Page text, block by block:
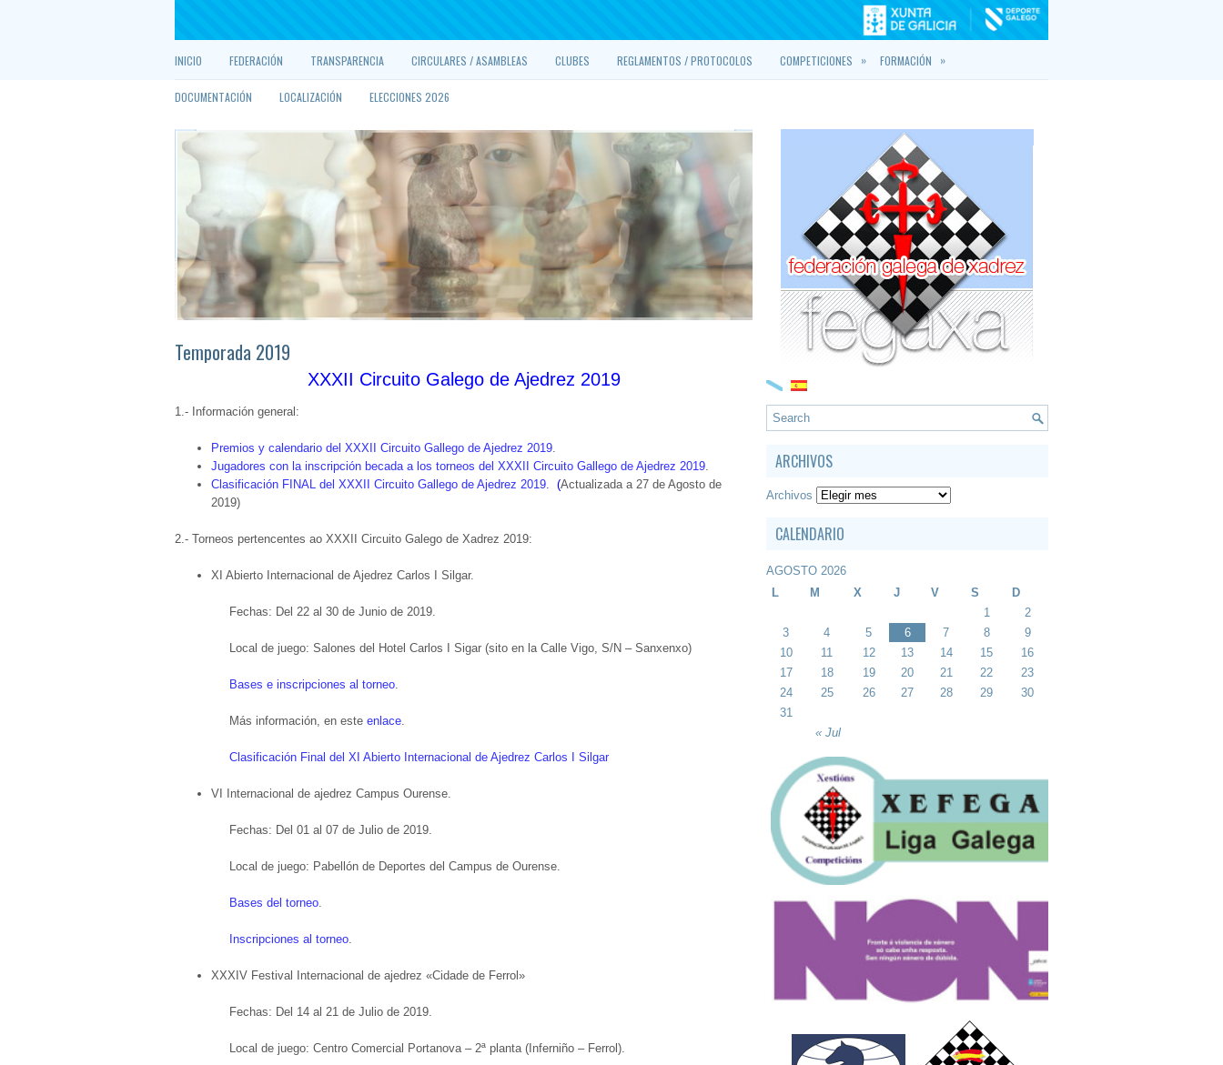
INICIO FEDERACIÓN TRANSPARENCIA CIRCULARES / ASAMBLEAS CLUBES REGLAMENTOS / PROTOCOLOS COMPETICIONES » FORMACIÓN »
DOCUMENTACIÓN LOCALIZACIÓN ELECCIONES 2026
Temporada 2019
XXXII Circuito Galego de Ajedrez 2019
1.- Información general:
Premios y calendario del XXXII Circuito Gallego de Ajedrez 2019.
Jugadores con la inscripción becada a los torneos del XXXII Circuito Gallego de Ajedrez 2019.
Clasificación FINAL del XXXII Circuito Gallego de Ajedrez 2019. (Actualizada a 27 de Agosto de
2019)
2.- Torneos pertencentes ao XXXII Circuito Galego de Xadrez 2019:
XI Abierto Internacional de Ajedrez Carlos I Silgar.
Fechas: Del 22 al 30 de Junio de 2019.
Local de juego: Salones del Hotel Carlos I Sigar (sito en la Calle Vigo, S/N – Sanxenxo)
Bases e inscripciones al torneo.
Más información, en este enlace.
Clasificación Final del XI Abierto Internacional de Ajedrez Carlos I Silgar
VI Internacional de ajedrez Campus Ourense.
Fechas: Del 01 al 07 de Julio de 2019.
Local de juego: Pabellón de Deportes del Campus de Ourense.
Bases del torneo.
Inscripciones al torneo.
XXXIV Festival Internacional de ajedrez «Cidade de Ferrol»
Fechas: Del 14 al 21 de Julio de 2019.
Local de juego: Centro Comercial Portanova – 2ª planta (Inferniño – Ferrol).
ARCHIVOS
Archivos
CALENDARIO
AGOSTO 2026
L
M X J V S D
« Jul
1
2
3
4 5 6 7 8
9
10
11 12 13 14 15
16
17
18 19 20 21 22
23
24
25 26 27 28 29
30
31